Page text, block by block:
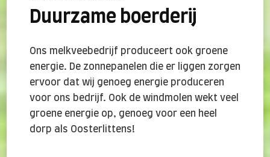
Duurzame boerderij
Ons melkveebedrijf produceert ook groene
energie. De zonnepanelen die er liggen zorgen
ervoor dat wij genoeg energie produceren
voor ons bedrijf. Ook de windmolen wekt veel
groene energie op, genoeg voor een heel
dorp als Oosterlittens!